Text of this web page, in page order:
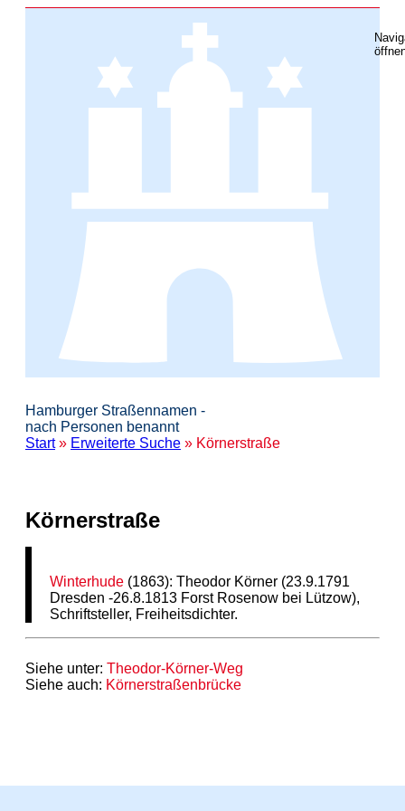
Hamburger Straßennamen -
nach Personen benannt
Start» Erweiterte Suche » Körnerstraße
Körnerstraße
Winterhude (1863): Theodor Körner (23.9.1791
Dresden -26.8.1813 Forst Rosenow bei Lützow),
Schriftsteller, Freiheitsdichter.
Siehe unter: Theodor-Körner-Weg
Siehe auch: Körnerstraßenbrücke